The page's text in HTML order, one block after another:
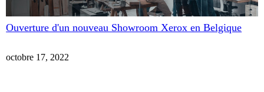
Ouverture d'un nouveau Showroom Xerox en Belgique
octobre 17, 2022